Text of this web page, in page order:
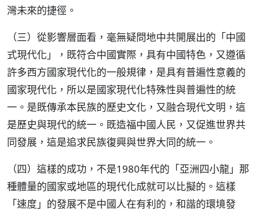
灣未來的捷徑。
（三）從影響層面看，毫無疑問地中共開展出的「中國
式現代化」，既符合中國實際，具有中國特色，又遵循
許多西方國家現代化的一般規律，是具有普遍性意義的
國家現代化，所以是國家現代化特殊性與普遍性的統
一。是既傳承本民族的歷史文化，又融合現代文明，這
是歷史與現代的統一。既造福中國人民，又促進世界共
同發展，這是追求民族復興與世界大同的統一。
（四）這樣的成功，不是1980年代的「亞洲四小龍」那
種體量的國家或地區的現代化成就可以比擬的。這樣
「速度」的發展不是中國人在有利的，和諧的環境發